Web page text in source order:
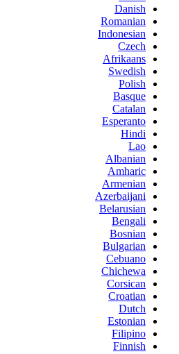
Danish
Romanian
Indonesian
Czech
Afrikaans
Swedish
Polish
Basque
Catalan
Esperanto
Hindi
Lao
Albanian
Amharic
Armenian
Azerbaijani
Belarusian
Bengali
Bosnian
Bulgarian
Cebuano
Chichewa
Corsican
Croatian
Dutch
Estonian
Filipino
Finnish